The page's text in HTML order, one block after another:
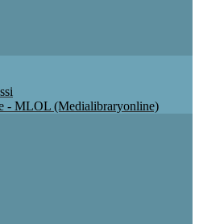
- MLOL (Medialibraryonline)